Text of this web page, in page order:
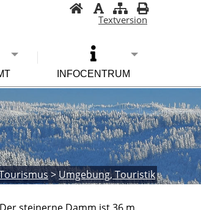
Textversion
INFOCENTRUM
>Umgebung, Touristik
steinerne Damm ist 36 m